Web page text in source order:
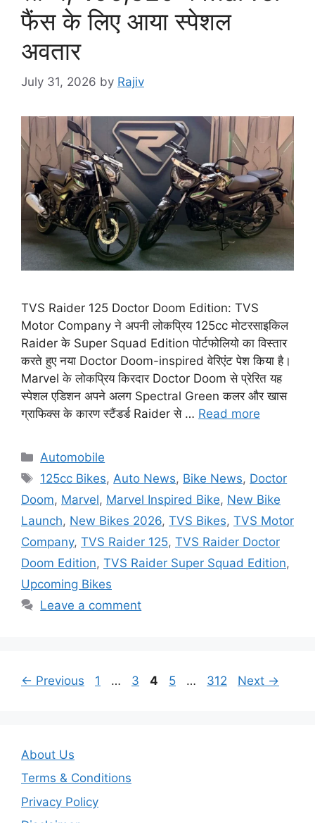
फैंस के लिए आया स्पेशल
अवतार
July 31, 2026 by Rajiv
TVS Raider 125 Doctor Doom Edition: TVS
Motor Company ने अपनी लोकप्रिय 125cc मोटरसाइकिल
Raider के Super Squad Edition पोर्टफोलियो का विस्तार
करते हुए नया Doctor Doom-inspired वेरिएंट पेश किया है।
Marvel के लोकप्रिय किरदार Doctor Doom से प्रेरित यह
स्पेशल एडिशन अपने अलग Spectral Green कलर और खास
ग्राफिक्स के कारण स्टैंडर्ड Raider से … Read more
Categories
Automobile
Tags
125cc Bikes, Auto News, Bike News, Doctor
Doom, Marvel, Marvel Inspired Bike, New Bike
Launch, New Bikes 2026, TVS Bikes, TVS Motor
Company, TVS Raider 125, TVS Raider Doctor
Doom Edition, TVS Raider Super Squad Edition,
Upcoming Bikes
Leave a comment
← Previous Page
1 … Page
3 Page
4 Page
5 … Page
312 Next →
About Us
Terms & Conditions
Privacy Policy